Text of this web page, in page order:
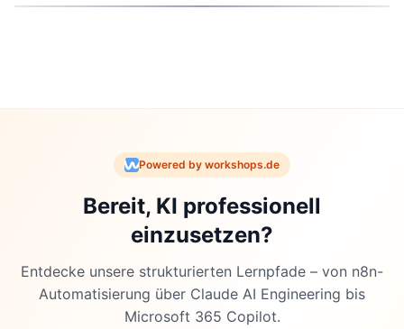
Powered by workshops.de
Bereit, KI professionell
einzusetzen?
Entdecke unsere strukturierten Lernpfade – von n8n-
Automatisierung über Claude AI Engineering bis
Microsoft 365 Copilot.